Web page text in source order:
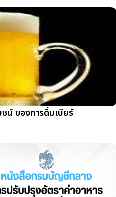
ชน์ ของการดื่มเบียร์